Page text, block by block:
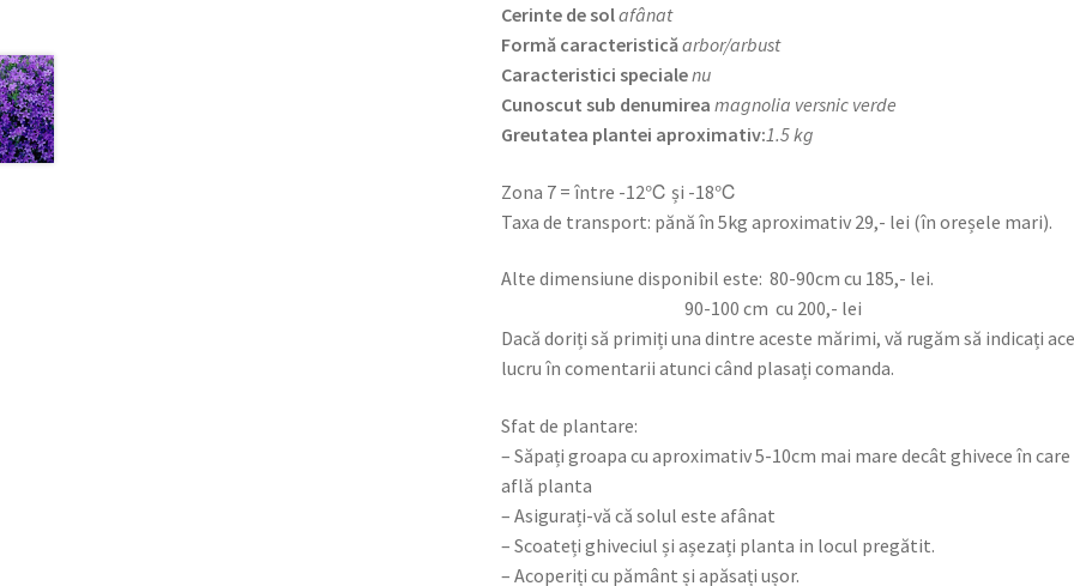
Cerinte de solafânat
Formă caracteristicăarbor/arbust
Caracteristici specialenu
Cunoscut sub denumirea magnolia versnic verde
Greutatea plantei aproximativ:1.5 kg
Zona 7 = între -12℃ și -18℃
Taxa de transport: pănă în 5kg aproximativ 29,- lei (în oreșele mari).
Alte dimensiune disponibil este: 80-90cm cu 185,-
90-100 cm cu 200,- lei
Dacă doriți să primiți una dintre aceste mărimi, vă rugăm să indicați
lucru în comentarii atunci când plasați comanda.
Sfat de plantare:
– Săpați groapa cu aproximativ 5-10cm mai mare decât ghivece în care
află planta
– Asigurați-vă că solul este afânat
– Scoateți ghiveciul și așezați planta in locul pregătit.
– Acoperiți cu pământ și apăsați ușor.